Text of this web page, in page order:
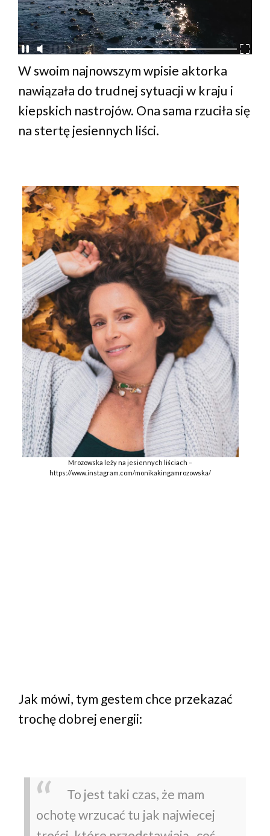
W swoim najnowszym wpisie aktorka
nawiązała do trudnej sytuacji w kraju i
kiepskich nastrojów. Ona sama rzuciła się
na stertę jesiennych liści.
Mrozowska leży na jesiennych liściach –
https://www.instagram.com/monikakingamrozowska/
Jak mówi, tym gestem chce przekazać
trochę dobrej energii:
To jest taki czas, że mam
ochotę wrzucać tu jak najwiecej